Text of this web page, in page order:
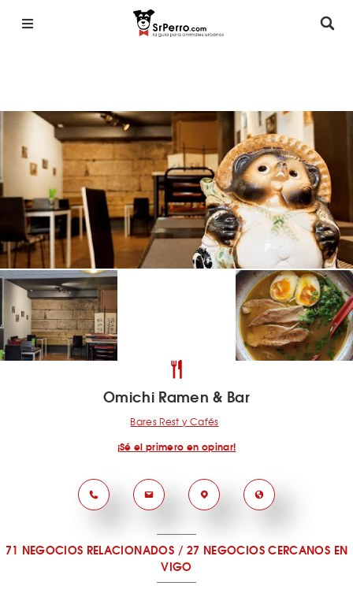
Omichi Ramen & Bar
Bares Rest y Cafés
¡Sé el primero en opinar!
71 NEGOCIOS RELACIONADOS/27 NEGOCIOS CERCANOS EN
VIGO